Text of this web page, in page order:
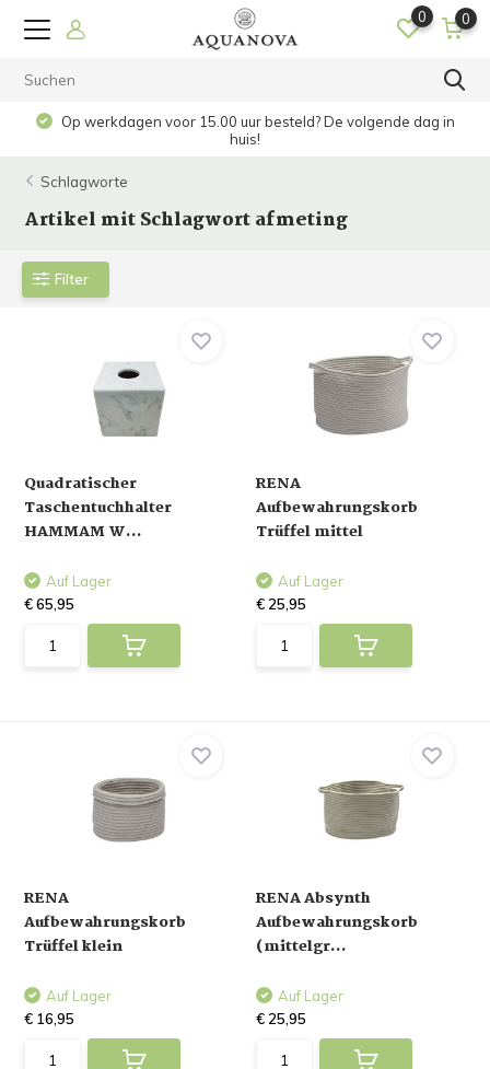
0 0
Op werkdagen voor 15.00 uur besteld? De volgende dag in
huis!
Schlagworte
Artikel mit Schlagwort afmeting
Filter
Quadratischer
Taschentuchhalter
HAMMAM W...
Auf Lager
€ 65,95
RENA
Aufbewahrungskorb
Trüffel mittel
Auf Lager
€ 25,95
RENA
Aufbewahrungskorb
Trüffel klein
Auf Lager
€ 16,95
RENA Absynth
Aufbewahrungskorb
(mittelgr...
Auf Lager
€ 25,95